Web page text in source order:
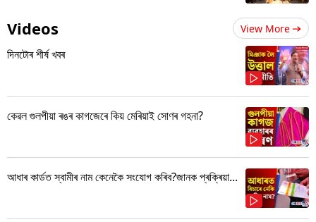
Videos View More
দিনটোৰ শীৰ্ষ খবৰ
কেৱল গুলপীয়া ৰঙৰ কাগজেৰে কিয় মেৰিয়াই সোণৰ গহনা?
আধাৰ কাৰ্ডত স্বামীৰ নাম কেনেকৈ সংযোগ কৰিব?জানক প্ৰক্ৰিয়া...